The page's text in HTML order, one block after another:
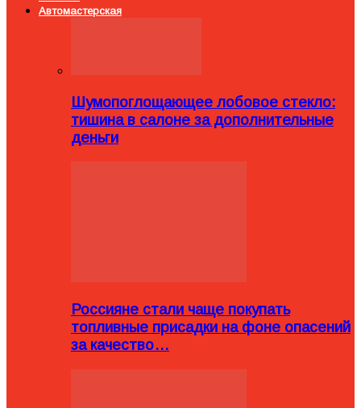
Автомастерская
Шумопоглощающее лобовое стекло:
тишина в салоне за дополнительные
деньги
Россияне стали чаще покупать
топливные присадки на фоне опасений
за качество…